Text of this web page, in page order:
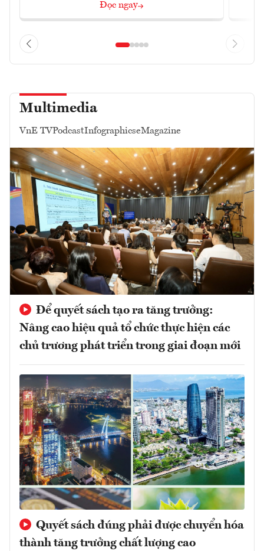
Đọc ngay
Multimedia
VnE TVPodcastInfographicseMagazine
Để quyết sách tạo ra tăng trưởng:
Nâng cao hiệu quả tổ chức thực hiện các
chủ trương phát triển trong giai đoạn mới
Quyết sách đúng phải được chuyển hóa
thành tăng trưởng chất lượng cao